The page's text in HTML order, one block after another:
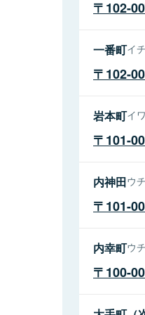
102-
一番町イ
102-
岩本町イ
101-
内神田ウ
101-
内幸町ウ
100-